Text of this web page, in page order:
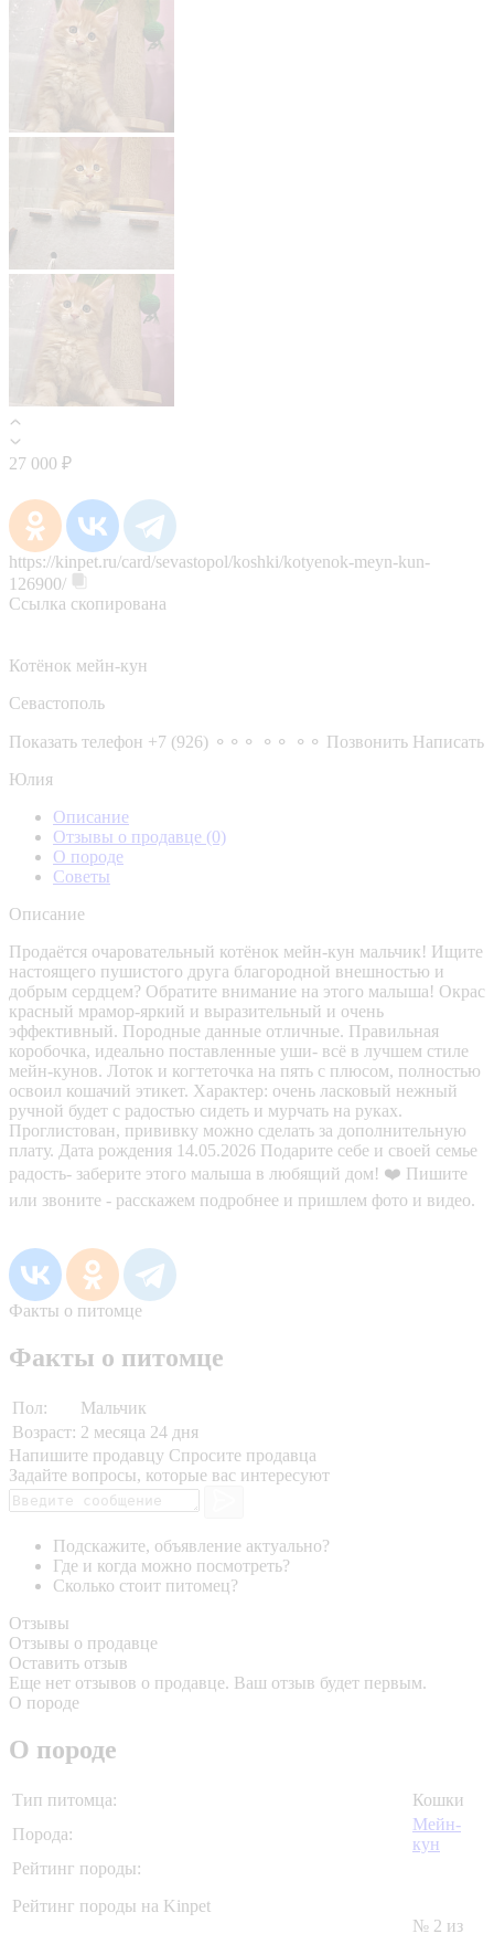
27 000 ₽
https://kinpet.ru/card/sevastopol/koshki/kotyenok-meyn-kun-
126900/
Ссылка скопирована
Котёнок мейн-кун
Севастополь
Показать телефон +7 (926) ⚬⚬⚬ ⚬⚬ ⚬⚬ Позвонить Написать
Юлия
Описание
Отзывы о продавце (0)
О породе
Советы
Описание
Продаётся очаровательный котёнок мейн-кун мальчик! Ищите
настоящего пушистого друга благородной внешностью и
добрым сердцем? Обратите внимание на этого малыша! Окрас
красный мрамор-яркий и выразительный и очень
эффективный. Породные данные отличные. Правильная
коробочка, идеально поставленные уши- всё в лучшем стиле
мейн-кунов. Лоток и когтеточка на пять с плюсом, полностью
освоил кошачий этикет. Характер: очень ласковый нежный
ручной будет с радостью сидеть и мурчать на руках.
Проглистован, прививку можно сделать за дополнительную
плату. Дата рождения 14.05.2026 Подарите себе и своей семье
радость- заберите этого малыша в любящий дом! ❤️ Пишите
или звоните - расскажем подробнее и пришлем фото и видео.
Факты о питомце
Факты о питомце
Пол:
Мальчик
Возраст: 2 месяца 24 дня
Напишите продавцу Спросите продавца
Задайте вопросы, которые вас интересуют
Подскажите, объявление актуально?
Где и когда можно посмотреть?
Сколько стоит питомец?
Отзывы
Отзывы о продавце
Оставить отзыв
Еще нет отзывов о продавце. Ваш отзыв будет первым.
О породе
О породе
Тип питомца:
Кошки
Порода:
Мейн-
кун
Рейтинг породы:
Рейтинг породы на Kinpet
№ 2 из